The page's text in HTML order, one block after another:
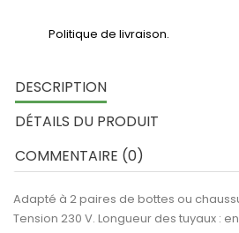
Politique de livraison.
DESCRIPTION
DÉTAILS DU PRODUIT
COMMENTAIRE (0)
Adapté à 2 paires de bottes ou
Tension 230 V. Longueur des tuyaux :